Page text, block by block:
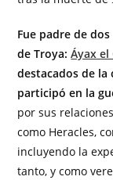
Fue padre de
de Troya:Áyax el
destacados de
participó en la
por sus
como Heracles,
incluyendo la
tanto, y como